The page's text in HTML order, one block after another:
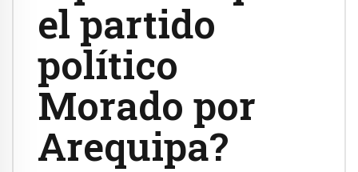
el partido
político
Morado por
Arequipa?